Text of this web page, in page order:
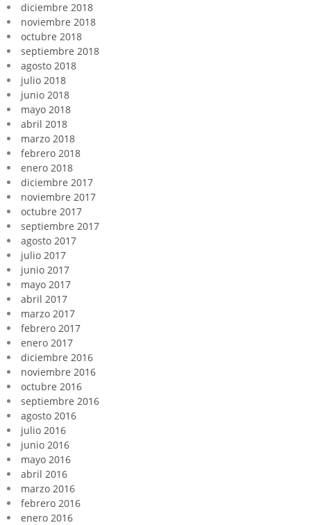
diciembre 2018
noviembre 2018
octubre 2018
septiembre 2018
agosto 2018
julio 2018
junio 2018
mayo 2018
abril 2018
marzo 2018
febrero 2018
enero 2018
diciembre 2017
noviembre 2017
octubre 2017
septiembre 2017
agosto 2017
julio 2017
junio 2017
mayo 2017
abril 2017
marzo 2017
febrero 2017
enero 2017
diciembre 2016
noviembre 2016
octubre 2016
septiembre 2016
agosto 2016
julio 2016
junio 2016
mayo 2016
abril 2016
marzo 2016
febrero 2016
enero 2016